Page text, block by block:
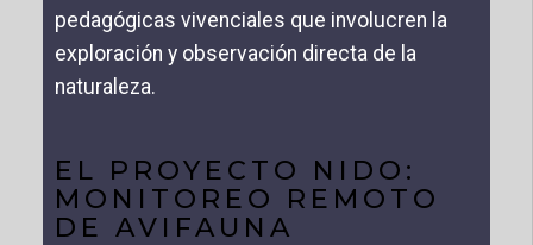
pedagógicas vivenciales que involucren la
exploración y observación directa de la
naturaleza.
EL PROYECTO NIDO:
MONITOREO REMOTO
DE AVIFAUNA